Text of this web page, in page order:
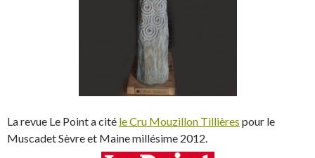
La revue Le Point a cité le Cru Mouzillon Tillières pour le
Muscadet Sèvre et Maine millésime 2012.